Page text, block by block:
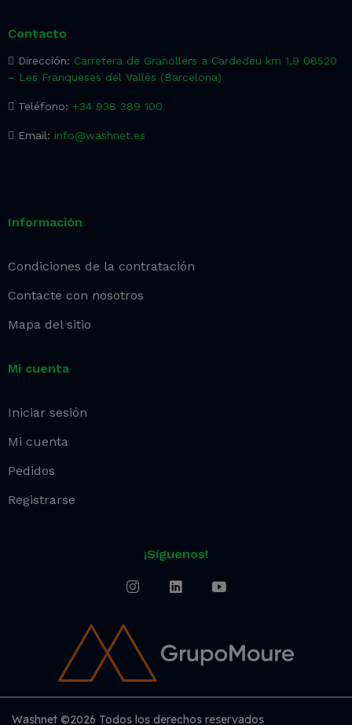
Contacto
Dirección: Carretera de Granollers a Cardedeu km 1,9 08520
– Les Franqueses del Vallès (Barcelona)
Teléfono: +34 938 389 100
Email: info@washnet.es
Información
Condiciones de la contratación
Contacte con nosotros
Mapa del sitio
Mi cuenta
Iniciar sesión
Mi cuenta
Pedidos
Registrarse
¡Síguenos!
Washnet ©2026 Todos los derechos reservados